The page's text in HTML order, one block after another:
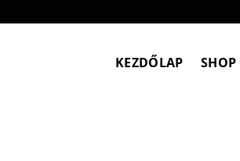
to
KEZDŐLAP SHOP